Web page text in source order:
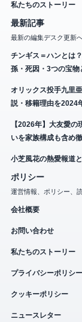
私たちのストーリー
最新記事
最新の編集デスク更新
チンギス＝ハンとは
孫・死因・3つの宝物
オリックス投手九里
説・移籍理由を2024
【2026年】大友愛
いを家族構成も含め
小芝風花の熱愛報道
ポリシー
運営情報、ポリシー、
会社概要
お問い合わせ
私たちのストーリー
プライバシーポリシー
クッキーポリシー
ニュースレター